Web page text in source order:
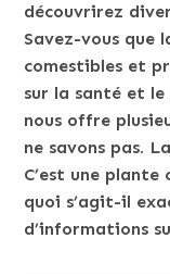
découvrirez
Savez-vous que
comestibles et
sur la santé et
nous offre
ne savons pas.
C’est une
quoi s’agit-il
d’informations